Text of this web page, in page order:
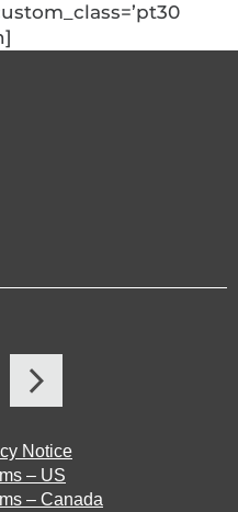
Notice
– US
– Canada